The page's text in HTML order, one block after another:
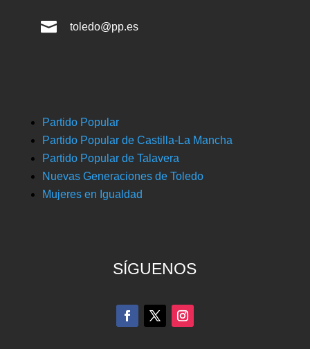
 toledo@pp.es
Partido Popular
Partido Popular de Castilla-La Mancha
Partido Popular de Talavera
Nuevas Generaciones de Toledo
Mujeres en Igualdad
SÍGUENOS